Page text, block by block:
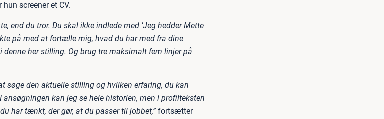
screener et CV.
end du tror. Du skal ikke indlede med ’Jeg hedder Mette
på med at fortælle mig, hvad du har med fra dine
denne her stilling. Og brug tre maksimalt fem linjer på
søge den aktuelle stilling og hvilken erfaring, du kan
kan jeg se hele historien, men i profilteksten
har tænkt, der gør, at du passer til jobbet,” fortsætter